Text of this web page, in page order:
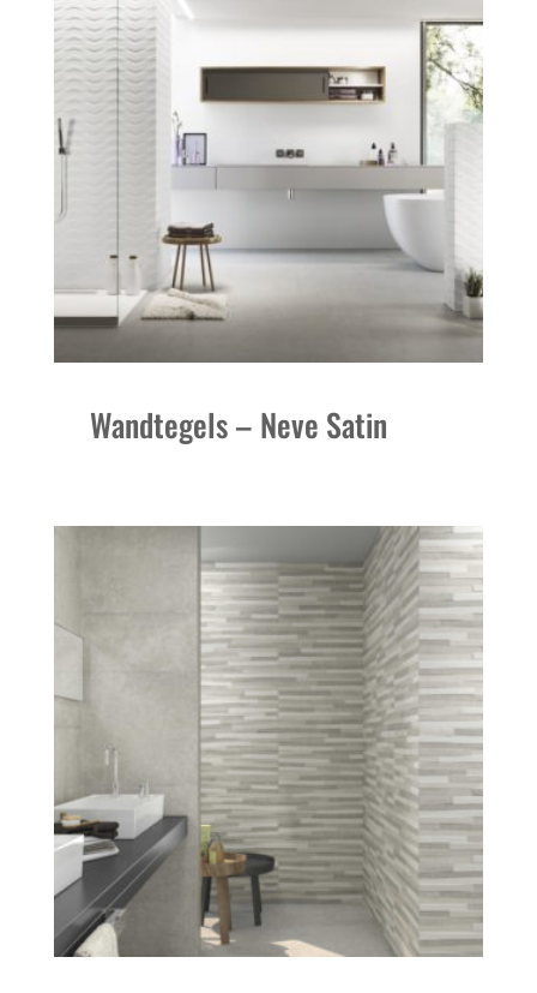
Wandtegels – Neve Satin